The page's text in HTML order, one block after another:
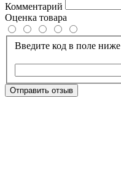
Комментарий
Оценка товара
Введите код в поле ниже
Отправить отзыв